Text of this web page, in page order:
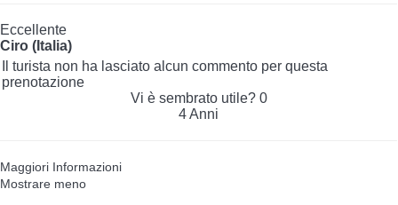
Eccellente
Ciro (Italia)
Il turista non ha lasciato alcun commento per questa
prenotazione
Vi è sembrato utile? 0
4 Anni
Maggiori Informazioni
Mostrare meno